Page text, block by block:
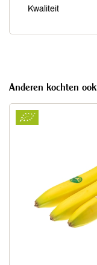
Kwaliteit
Anderen kochten ook